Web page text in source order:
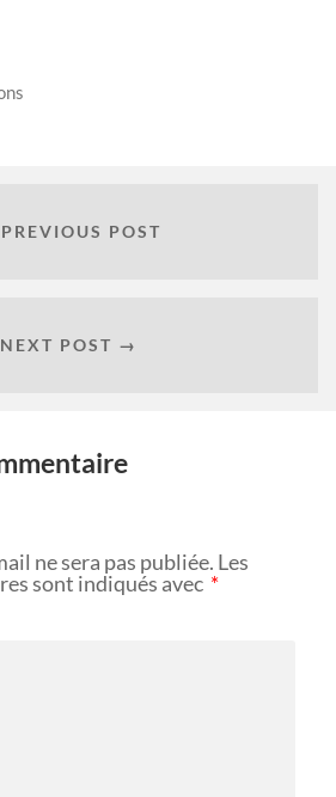
POST
NEXT POST →
ne sera pas publiée. Les
sont indiqués avec *